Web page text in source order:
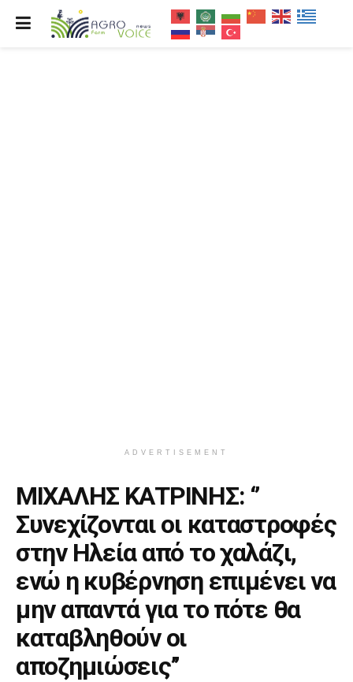
ADVERTISEMENT
ΜΙΧΑΛΗΣ ΚΑΤΡΙΝΗΣ: ‘’
Συνεχίζονται οι καταστροφές
στην Ηλεία από το χαλάζι,
ενώ η κυβέρνηση επιμένει να
μην απαντά για το πότε θα
καταβληθούν οι
αποζημιώσεις’’